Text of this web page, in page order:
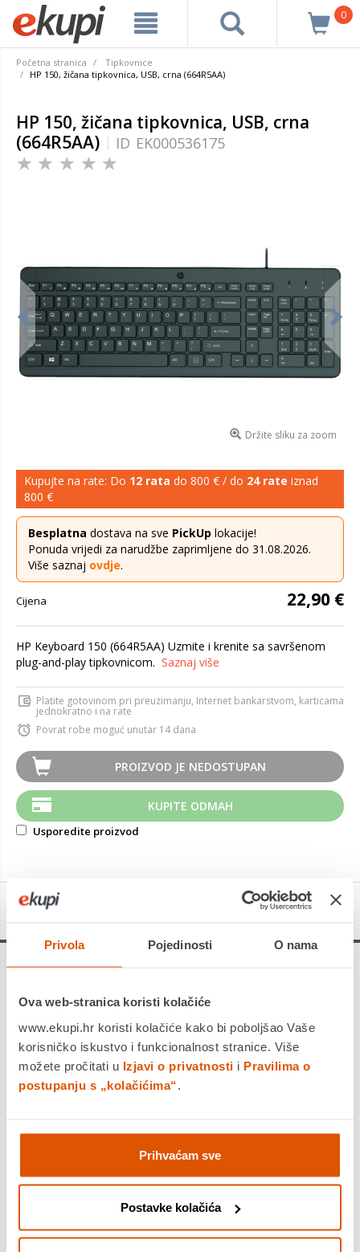
Privola Pojedinosti O nama
Ova web-stranica koristi kolačiće
www.ekupi.hr koristi kolačiće kako bi poboljšao Vaše
korisničko iskustvo i funkcionalnost stranice. Više
možete pročitati u Izjavi o privatnosti i Pravilima o
postupanju s „kolačićima“
Prihvaćam sve
Postavke kolačića
0
Početna stranica
Tipkovnice
HP 150, žičana tipkovnica, USB, crna (664R5AA)
HP 150, žičana tipkovnica, USB, crna
(664R5AA)
ID EK000536175
Držite sliku za zoom
Kupujte na rate: Do 12 rata do 800 € / do 24 rate iznad
800 €
Besplatna dostava na sve PickUp lokacije!
Ponuda vrijedi za narudžbe zaprimljene do 31.08.2026.
Više saznaj ovdje.
Cijena 22,90 €
HP Keyboard 150 (664R5AA) Uzmite i krenite sa savršenom
plug-and-play tipkovnicom. Saznaj više
Platite gotovinom pri preuzimanju, Internet bankarstvom, karticama
jednokratno i na rate
Povrat robe moguć unutar 14 dana
PROIZVOD JE NEDOSTUPAN
KUPITE ODMAH
Usporedite proizvod
Detalji proizvoda
HP Keyboard 150
(664R5AA)
Uzmite i krenite sa savršenom plug-and-play
tipkovnicom.
Dizajn ove tipkovnice u stilu chicleta je
elegantan.
Niskoprofilni dizajn omogućuje brze, udobne i
prilično točne pritiske na tipke... baš vaš tip.